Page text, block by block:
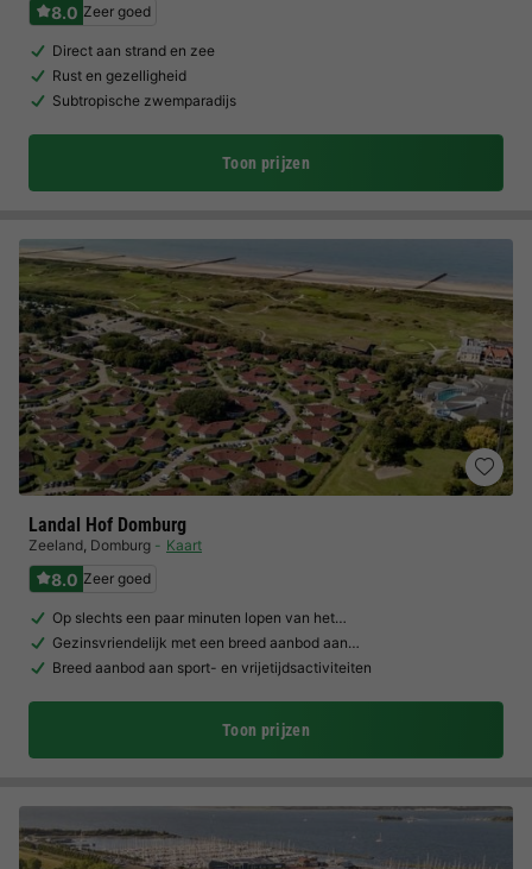
8.0 Zeer goed
Direct aan strand en zee
Rust en gezelligheid
Subtropische zwemparadijs
Toon prijzen
Landal Hof Domburg
Zeeland, Domburg Kaart
8.0 Zeer goed
Op slechts een paar minuten lopen van het…
Gezinsvriendelijk met een breed aanbod aan…
Breed aanbod aan sport- en vrijetijdsactiviteiten
Toon prijzen